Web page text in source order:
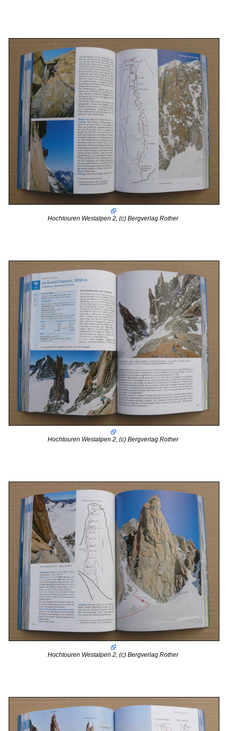
Hochtouren Westalpen 2, (c) Bergverlag Rother
Hochtouren Westalpen 2, (c) Bergverlag Rother
Hochtouren Westalpen 2, (c) Bergverlag Rother